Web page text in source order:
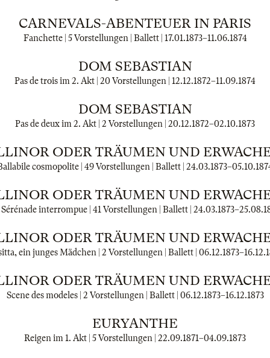
CARNEVALS-ABENTEUER IN PARIS
Fanchette | 5 Vorstellungen | Ballett | 17.01.1873–11.06.1874
DOM SEBASTIAN
Pas de trois im 2. Akt | 20 Vorstellungen | 12.12.1872–11.09.1874
DOM SEBASTIAN
Pas de deux im 2. Akt | 2 Vorstellungen | 20.12.1872–02.10.1873
ODER TRÄUMEN UND
cosmopolite | 49 Vorstellungen | Ballett | 24.03.1873–
ODER TRÄUMEN UND
interrompue | 41 Vorstellungen | Ballett | 24.03.1873–
ODER TRÄUMEN UND
ein junges Mädchen | 2 Vorstellungen | Ballett | 06.12.1873–
ODER TRÄUMEN UND
Scene des modeles | 2 Vorstellungen | Ballett | 06.12.1873–16.12.1873
EURYANTHE
Reigen im 1. Akt | 5 Vorstellungen | 22.09.1871–04.09.1873